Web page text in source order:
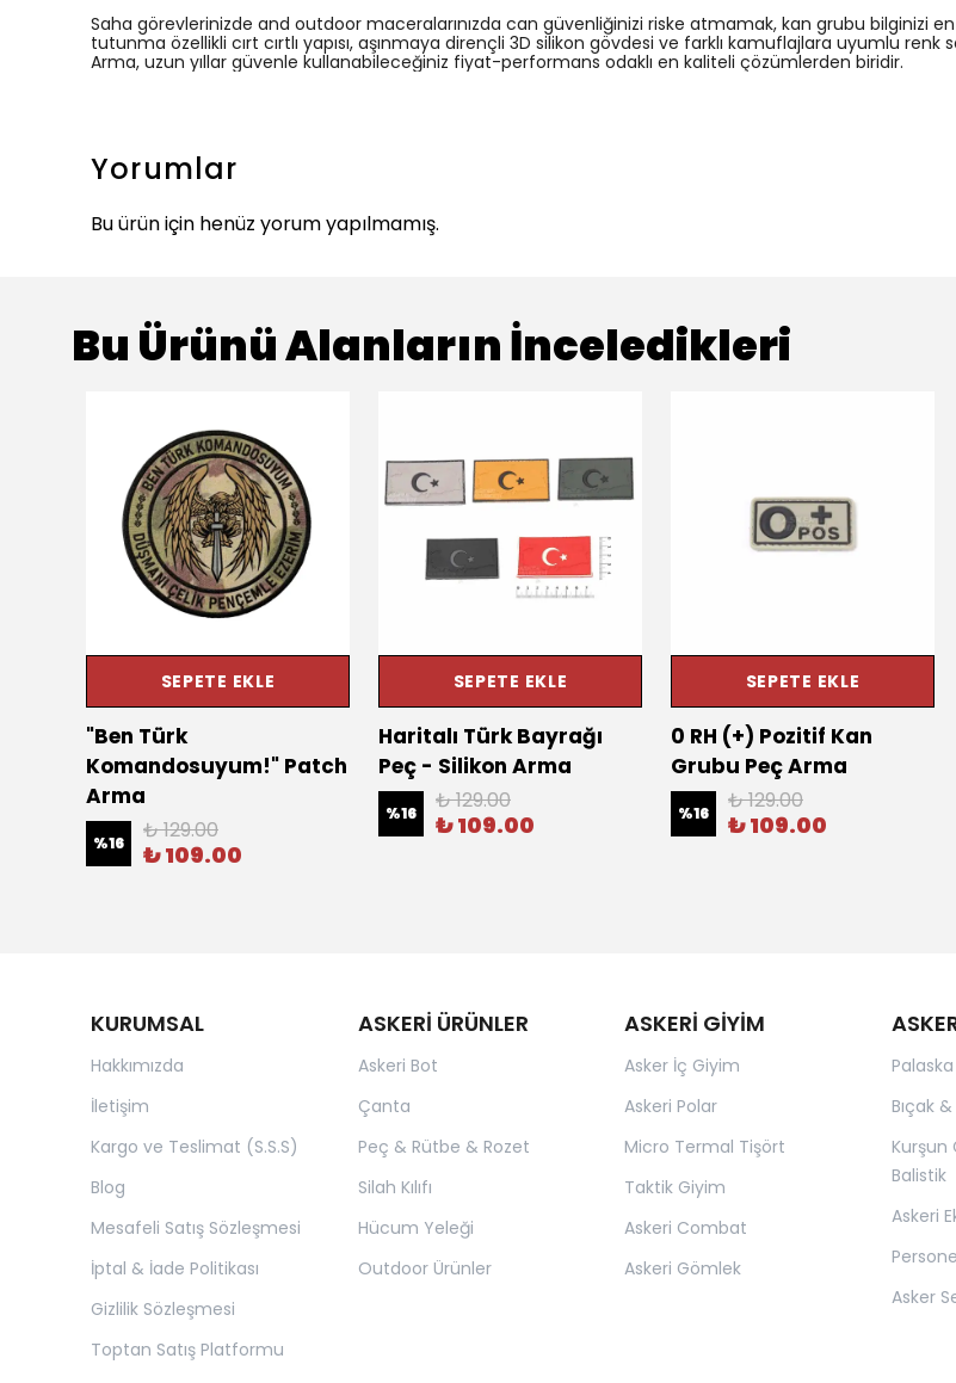
Saha görevlerinizde and outdoor maceralarınızda can güvenliğinizi riske atmamak, kan grubu bilginizi
tutunma özellikli cırt cırtlı yapısı, aşınmaya dirençli 3D silikon gövdesi ve farklı kamuflajlara uyumlu
Arma, uzun yıllar güvenle kullanabileceğiniz fiyat-performans odaklı en kaliteli çözümlerden biridir.
Yorumlar
Bu ürün için henüz yorum yapılmamış.
Bu Ürünü Alanların İnceledikleri
SEPETE EKLE
"Ben Türk
Komandosuyum!" Patch
Arma
%16 ₺ 129.00
₺ 109.00
SEPETE EKLE
Haritalı Türk Bayrağı
Peç - Silikon Arma
%16 ₺ 129.00
₺ 109.00
SEPETE EKLE
0 RH (+) Pozitif Kan
Grubu Peç Arma
%16 ₺ 129.00
₺ 109.00
KURUMSAL
Hakkımızda
İletişim
Kargo ve Teslimat (S.S.S)
Blog
Mesafeli Satış Sözleşmesi
İptal & İade Politikası
Gizlilik Sözleşmesi
Toptan Satış Platformu
ASKERİ ÜRÜNLER
Askeri Bot
Çanta
Peç & Rütbe & Rozet
Silah Kılıfı
Hücum Yeleği
Outdoor Ürünler
ASKERİ GİYİM
Asker İç Giyim
Askeri Polar
Micro Termal Tişört
Taktik Giyim
Askeri Combat
Askeri Gömlek
Bıçak
Kurşun
Balistik
Askeri
Asker